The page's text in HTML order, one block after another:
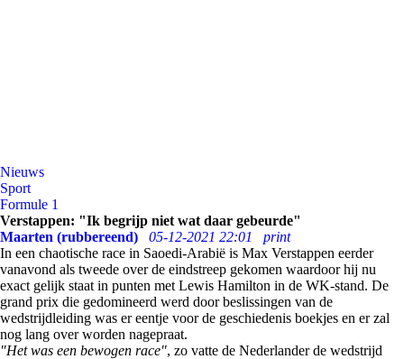
Nieuws
Sport
Formule 1
Verstappen: "Ik begrijp niet wat daar gebeurde"
Maarten (rubbereend)
05-12-2021 22:01
print
In een chaotische race in Saoedi-Arabië is Max Verstappen eerder
vanavond als tweede over de eindstreep gekomen waardoor hij nu
exact gelijk staat in punten met Lewis Hamilton in de WK-stand. De
grand prix die gedomineerd werd door beslissingen van de
wedstrijdleiding was er eentje voor de geschiedenis boekjes en er zal
nog lang over worden nagepraat.
"Het was een bewogen race", zo vatte de Nederlander de wedstrijd